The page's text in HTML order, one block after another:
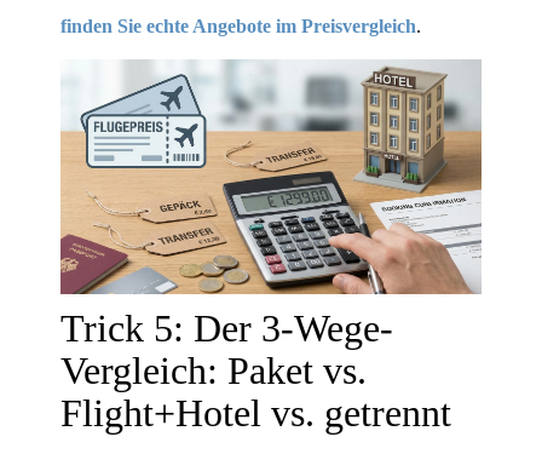
finden Sie echte Angebote im Preisvergleich.
Trick 5: Der 3-Wege-
Vergleich: Paket vs.
Flight+Hotel vs. getrennt